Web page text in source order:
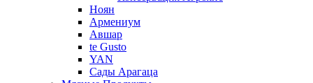
Ноян
Армениум
Авшар
te Gusto
YAN
Сады Арагаца